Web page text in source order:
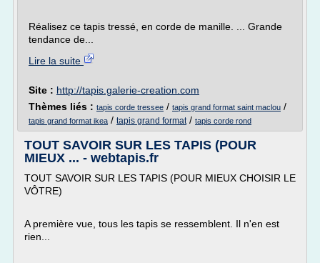
Réalisez ce tapis tressé, en corde de manille. ... Grande
tendance de...
Lire la suite
Site : http://tapis.galerie-creation.com
Thèmes liés : tapis corde tressee / tapis grand format saint maclou /
tapis grand format ikea / tapis grand format/ tapis corde rond
TOUT SAVOIR SUR LES TAPIS (POUR
MIEUX ... - webtapis.fr
TOUT SAVOIR SUR LES TAPIS (POUR MIEUX CHOISIR LE
VÔTRE)
A première vue, tous les tapis se ressemblent. Il n'en est
rien...